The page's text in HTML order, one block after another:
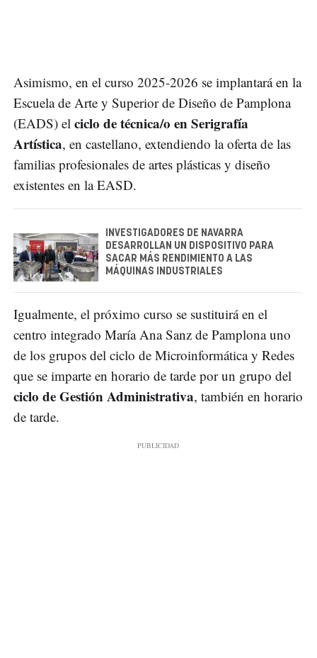
Asimismo, en el curso 2025-2026 se implantará en la
Escuela de Arte y Superior de Diseño de Pamplona
(EADS) el ciclo de técnica/o en Serigrafía
Artística, en castellano, extendiendo la oferta de las
familias profesionales de artes plásticas y diseño
existentes en la EASD.
INVESTIGADORES DE NAVARRA
DESARROLLAN UN DISPOSITIVO PARA
SACAR MÁS RENDIMIENTO A LAS
MÁQUINAS INDUSTRIALES
Igualmente, el próximo curso se sustituirá en el
centro integrado María Ana Sanz de Pamplona uno
de los grupos del ciclo de Microinformática y Redes
que se imparte en horario de tarde por un grupo del
ciclo de Gestión Administrativa, también en horario
de tarde.